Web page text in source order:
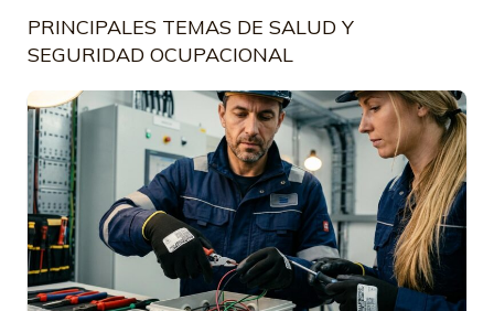
PRINCIPALES TEMAS DE SALUD Y
SEGURIDAD OCUPACIONAL